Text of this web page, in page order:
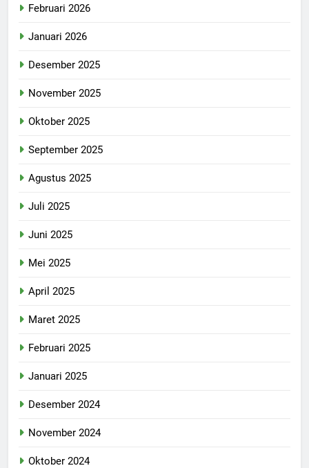
Februari 2026
Januari 2026
Desember 2025
November 2025
Oktober 2025
September 2025
Agustus 2025
Juli 2025
Juni 2025
Mei 2025
April 2025
Maret 2025
Februari 2025
Januari 2025
Desember 2024
November 2024
Oktober 2024